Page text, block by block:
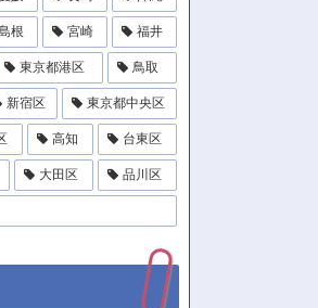
根 宮崎 福井
東京都港区 鳥取
新宿区 東京都中央区
高知 台東区
大田区 品川区